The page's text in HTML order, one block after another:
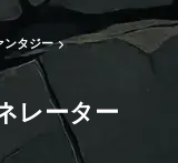
ンタジー
レーター